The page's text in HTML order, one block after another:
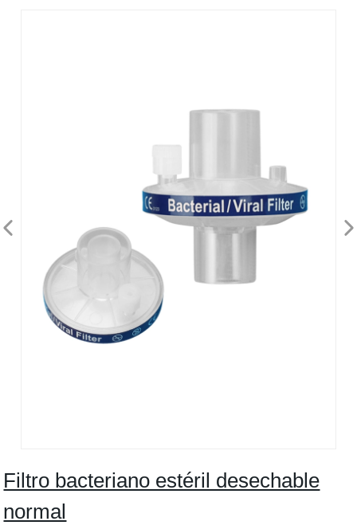
Filtro bacteriano estéril desechable
normal